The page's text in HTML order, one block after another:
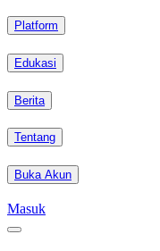
Platform
Edukasi
Berita
Tentang
Buka Akun
Masuk